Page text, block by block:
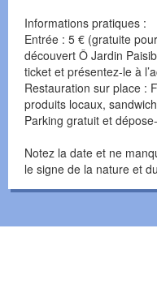
Informations pratiques :
Entrée : 5 € (gratuite
découvert Ô Jardin
ticket et présentez-le à
Restauration sur place :
produits locaux,
Parking gratuit et
Notez la date et ne
le signe de la nature et